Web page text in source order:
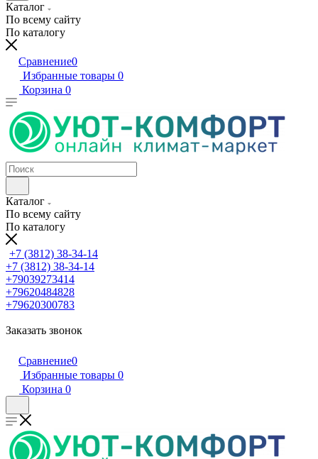
Каталог
По всему сайту
По каталогу
Сравнение0
Избранные товары 0
Корзина 0
Каталог
По всему сайту
По каталогу
+7 (3812) 38-34-14
+7 (3812) 38-34-14
+79039273414
+79620484828
+79620300783
Заказать звонок
Сравнение0
Избранные товары 0
Корзина 0